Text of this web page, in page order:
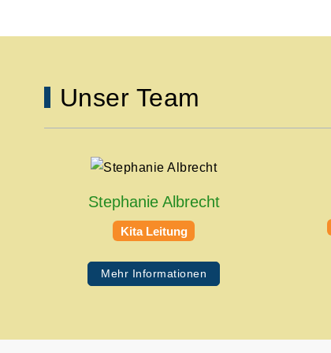
Unser Team
Stephanie Albrecht
Kita Leitung
Mehr Informationen